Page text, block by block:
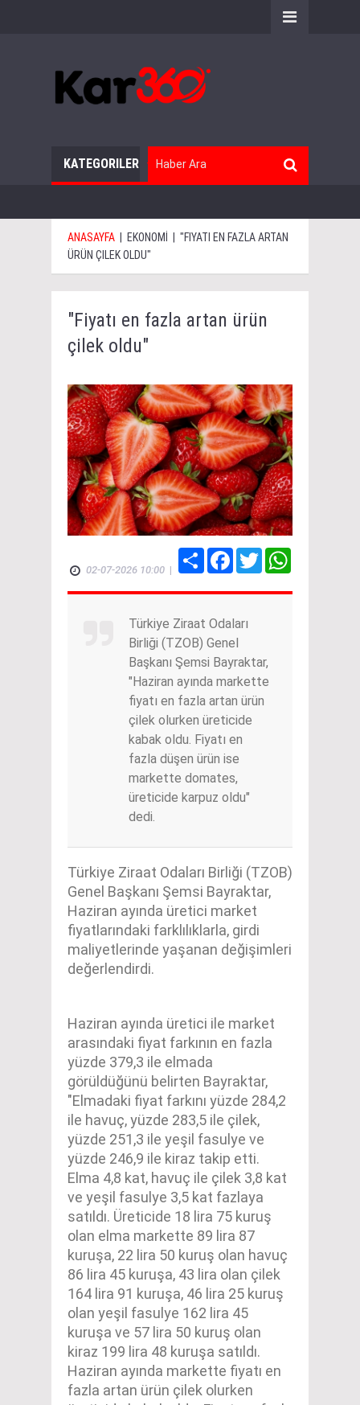
KATEGORILER
ANASAYFA | EKONOMİ | "FIYATI EN FAZLA ARTAN
ÜRÜN ÇILEK OLDU"
"Fiyatı en fazla artan ürün
çilek oldu"
02-07-2026 10:00 |
Share FacebookTwitter
Türkiye Ziraat Odaları
Birliği (TZOB) Genel
Başkanı Şemsi Bayraktar,
"Haziran ayında markette
fiyatı en fazla artan ürün
çilek olurken üreticide
kabak oldu. Fiyatı en
fazla düşen ürün ise
markette domates,
üreticide karpuz oldu"
dedi.
Türkiye Ziraat Odaları Birliği (TZOB)
Genel Başkanı Şemsi Bayraktar,
Haziran ayında üretici market
fiyatlarındaki farklılıklarla, girdi
maliyetlerinde yaşanan değişimleri
değerlendirdi.
Haziran ayında üretici ile market
arasındaki fiyat farkının en fazla
yüzde 379,3 ile elmada
görüldüğünü belirten Bayraktar,
"Elmadaki fiyat farkını yüzde 284,2
ile havuç, yüzde 283,5 ile çilek,
yüzde 251,3 ile yeşil fasulye ve
yüzde 246,9 ile kiraz takip etti.
Elma 4,8 kat, havuç ile çilek 3,8 kat
ve yeşil fasulye 3,5 kat fazlaya
satıldı. Üreticide 18 lira 75 kuruş
olan elma markette 89 lira 87
kuruşa, 22 lira 50 kuruş olan havuç
86 lira 45 kuruşa, 43 lira olan çilek
164 lira 91 kuruşa, 46 lira 25 kuruş
olan yeşil fasulye 162 lira 45
kuruşa ve 57 lira 50 kuruş olan
kiraz 199 lira 48 kuruşa satıldı.
Haziran ayında markette fiyatı en
fazla artan ürün çilek olurken